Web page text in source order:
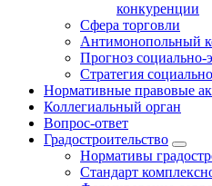
конкуренции
Сфера торговли
Антимонопольный
Прогноз социально-
Стратегия
Нормативные правовые
Коллегиальный орган
Вопрос-ответ
Градостроительство
Нормативы
Стандарт